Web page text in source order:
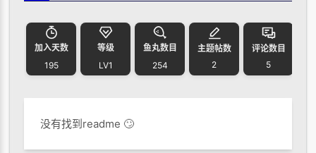
加入天数
195
等级
LV1
鱼丸数目
254
主题帖数
2
评论数目
5
没有找到readme 🙄